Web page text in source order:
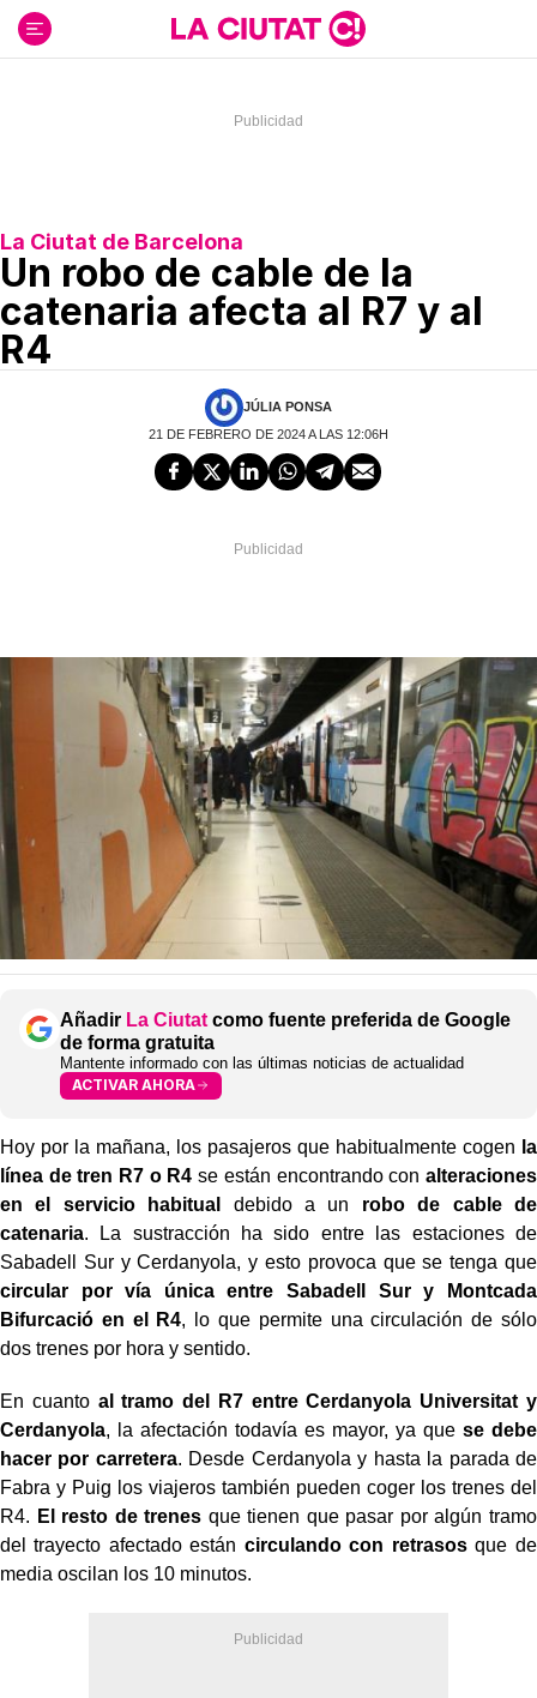
contenido
La Ciutat de Barcelona
Un robo de cable de la
catenaria afecta al R7 y al
R4
JÚLIA PONSA
21 DE FEBRERO DE 2024 A LAS 12:06H
Añadir La Ciutat como fuente preferida de Google
de forma gratuita
Mantente informado con las últimas noticias de actualidad
ACTIVAR AHORA
Hoy por la mañana, los pasajeros que habitualmente cogen la
línea de tren R7 o R4 se están encontrando con alteraciones
en el servicio habitual
debido a un robo de cable de
catenaria. La sustracción ha sido entre las estaciones de
Sabadell Sur y Cerdanyola, y esto provoca que se tenga que
circular por vía única entre Sabadell Sur y Montcada
Bifurcació en el R4, lo que permite una circulación de sólo
dos trenes por hora y sentido.
En cuanto al tramo del R7 entre Cerdanyola Universitat y
Cerdanyola, la afectación todavía es mayor, ya que se debe
hacer por carretera. Desde Cerdanyola y hasta la parada de
Fabra y Puig los viajeros también pueden coger los trenes del
R4. El resto de trenes que tienen que pasar por algún tramo
del trayecto afectado están circulando con retrasosque de
media oscilan los 10 minutos.